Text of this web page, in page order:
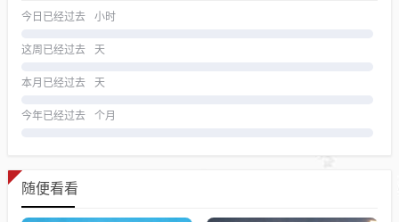
今日已经过去 小时
这周已经过去 天
本月已经过去 天
今年已经过去 个月
随便看看